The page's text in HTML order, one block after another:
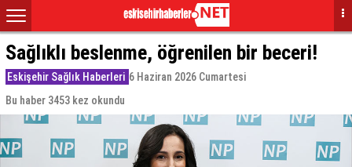
Sağlıklı beslenme, öğrenilen bir beceri!
Eskişehir Sağlık Haberleri 6 Haziran 2026 Cumartesi
Bu haber 3453 kez okundu